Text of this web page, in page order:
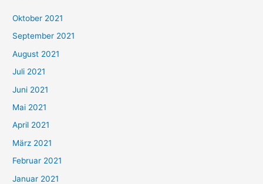
n
n
a
c
h
:
Oktober 2021
September 2021
August 2021
Juli 2021
Juni 2021
Mai 2021
April 2021
März 2021
Februar 2021
Januar 2021